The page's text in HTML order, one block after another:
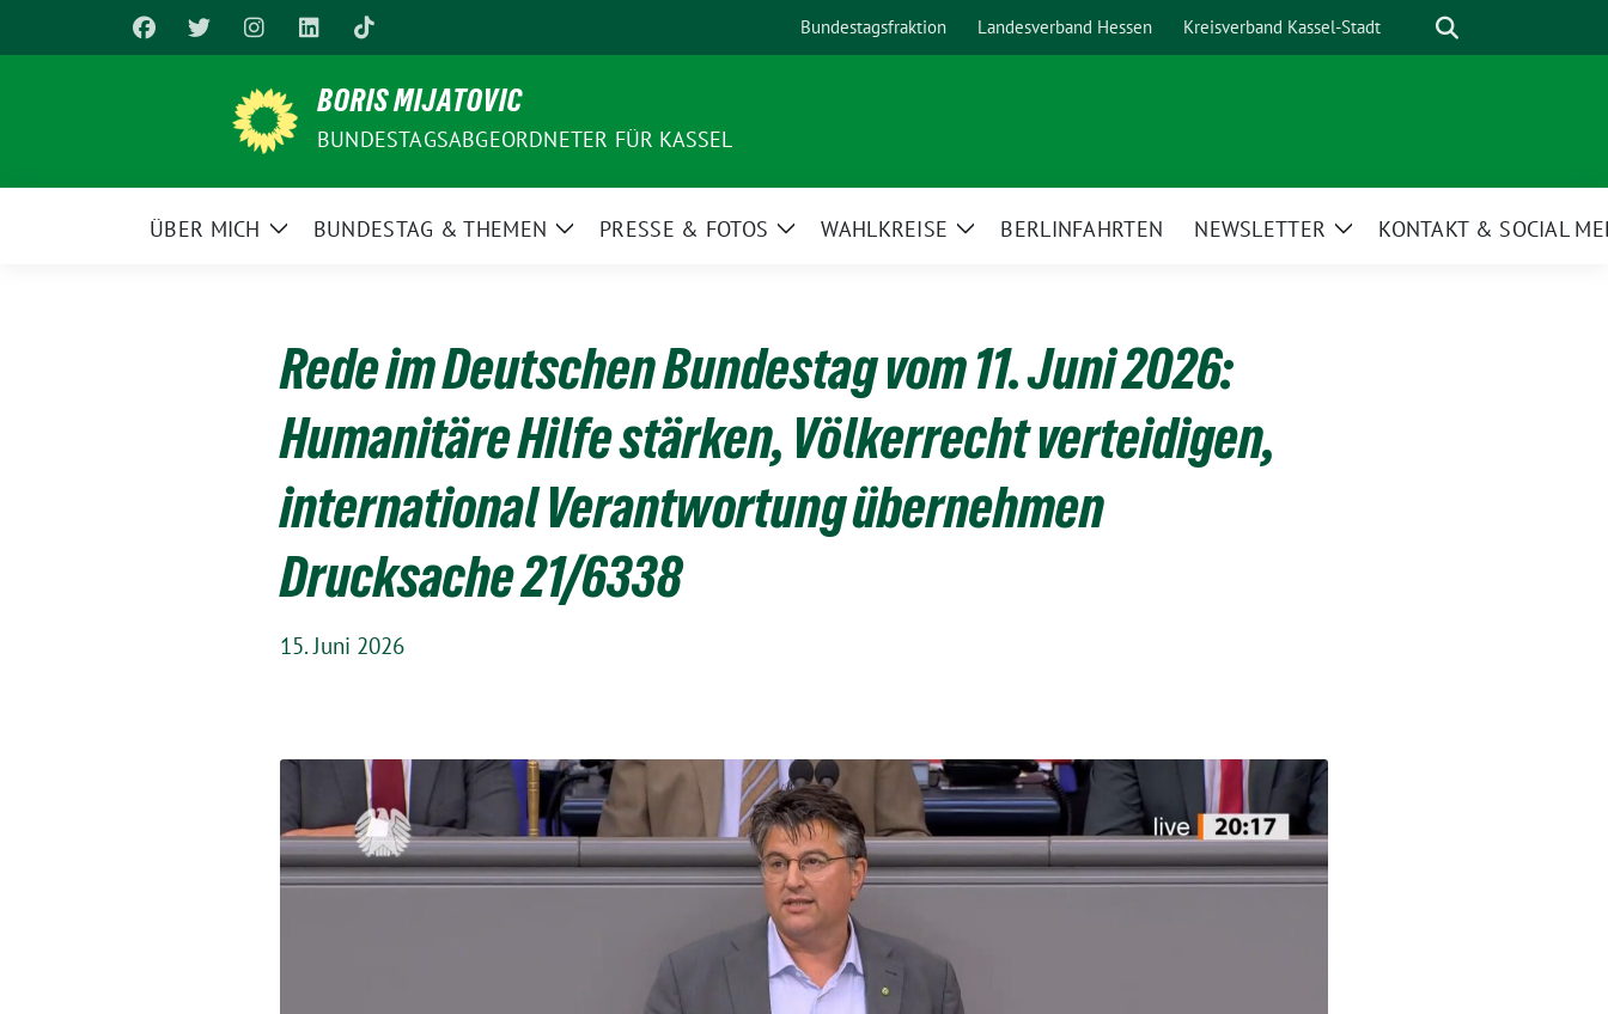
zum
Bundestagsfraktion Landesverband Hessen Kreisverband Kassel-Stadt Suche
BORIS MIJATOVIC
BUNDESTAGSABGEORDNETER FÜR KASSEL
ÜBER MICH
ZeigeBUNDESTAG & THEMEN
ZeigePRESSE & FOTOS
ZeigeWAHLKREISE
ZeigeBERLINFAHRTEN NEWSLETTER
ZeigeKONTAKT & SOCIAL
Rede im Deutschen Bundestag vom 11. Juni 2026:
Humanitäre Hilfe stärken, Völkerrecht verteidigen,
international Verantwortung übernehmen
Drucksache 21/6338
15. Juni 2026